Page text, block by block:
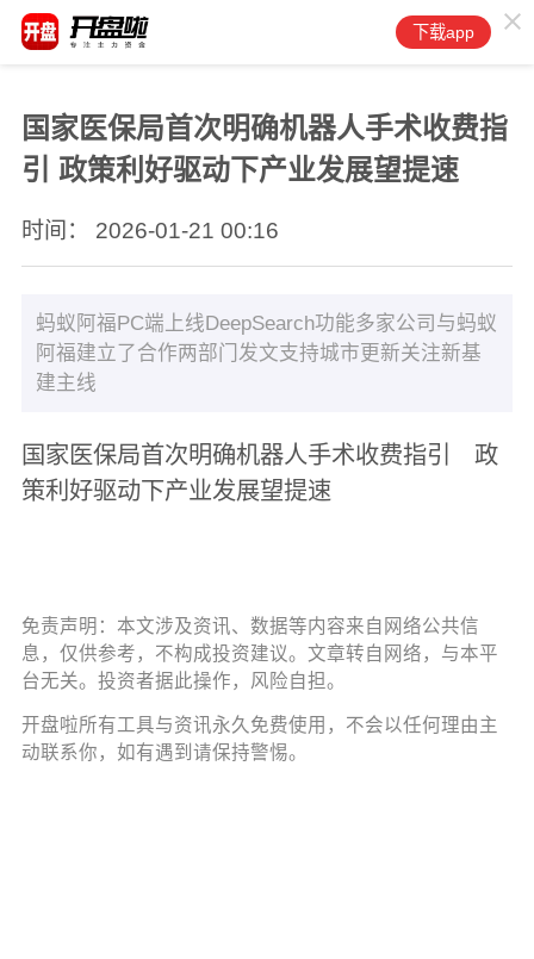
下载app
国家医保局首次明确机器人手术收费指
引 政策利好驱动下产业发展望提速
时间： 2026-01-21 00:16
蚂蚁阿福PC端上线DeepSearch功能多家公司与蚂蚁
阿福建立了合作两部门发文支持城市更新关注新基
建主线
国家医保局首次明确机器人手术收费指引 政
策利好驱动下产业发展望提速
免责声明：本文涉及资讯、数据等内容来自网络公共信
息，仅供参考，不构成投资建议。文章转自网络，与本平
台无关。投资者据此操作，风险自担。
开盘啦所有工具与资讯永久免费使用，不会以任何理由主
动联系你，如有遇到请保持警惕。